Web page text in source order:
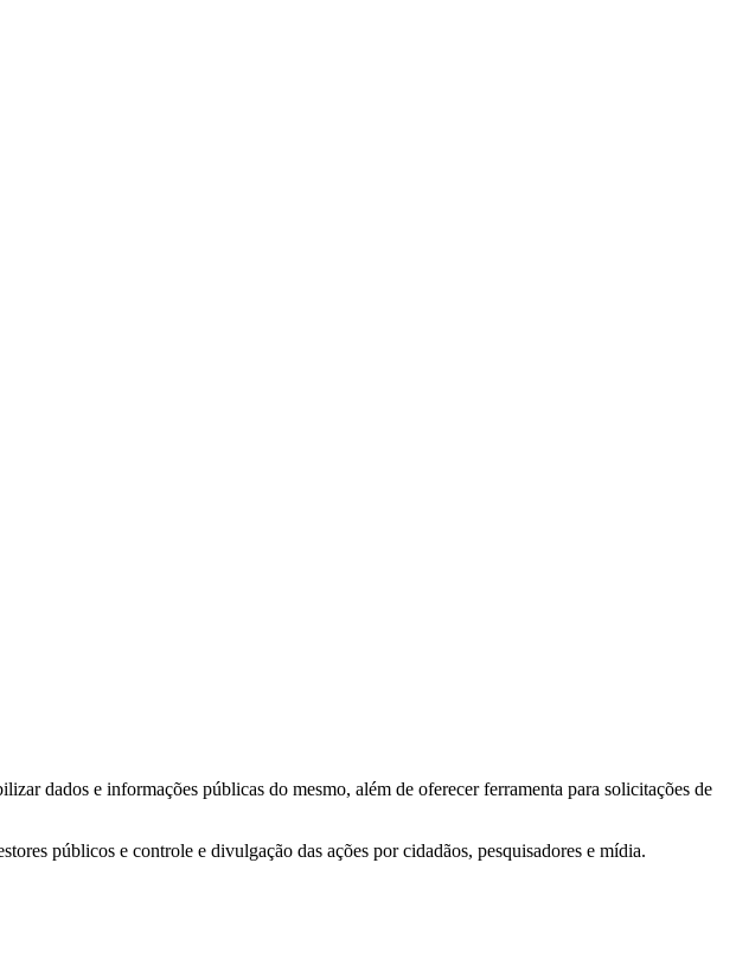
dados e informações públicas do mesmo, além de oferecer ferramenta para solicitações de
públicos e controle e divulgação das ações por cidadãos, pesquisadores e mídia.